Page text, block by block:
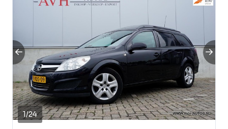
1/24